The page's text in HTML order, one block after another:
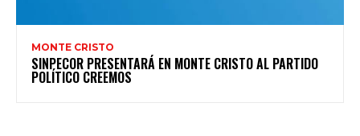
MONTE CRISTO
SINPECOR PRESENTARÁ EN MONTE CRISTO AL PARTIDO
POLÍTICO CREEMOS